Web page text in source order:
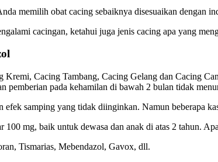
memilih obat cacing sebaiknya disesuaikan dengan
cacingan, ketahui juga jenis cacing apa yang
Cacing Tambang, Cacing Gelang dan Cacing
pemberian pada kehamilan di bawah 2 bulan tidak
efek samping yang tidak diinginkan. Namun beberapa
100 mg, baik untuk dewasa dan anak di atas 2 tahun.
Tismarias, Mebendazol, Gavox, dll.